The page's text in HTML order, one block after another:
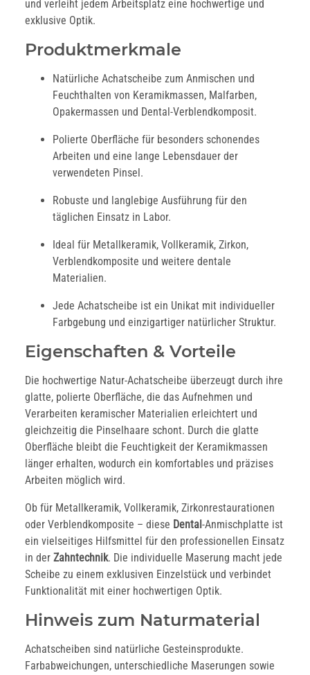
und verleiht jedem Arbeitsplatz eine hochwertige und
exklusive Optik.
Produktmerkmale
Natürliche Achatscheibe zum Anmischen und
Feuchthalten von Keramikmassen, Malfarben,
Opakermassen und Dental-Verblendkomposit.
Polierte Oberfläche für besonders schonendes
Arbeiten und eine lange Lebensdauer der
verwendeten Pinsel.
Robuste und langlebige Ausführung für den
täglichen Einsatz in Labor.
Ideal für Metallkeramik, Vollkeramik, Zirkon,
Verblendkomposite und weitere dentale
Materialien.
Jede Achatscheibe ist ein Unikat mit individueller
Farbgebung und einzigartiger natürlicher Struktur.
Eigenschaften & Vorteile
Die hochwertige Natur-Achatscheibe überzeugt durch ihre
glatte, polierte Oberfläche, die das Aufnehmen und
Verarbeiten keramischer Materialien erleichtert und
gleichzeitig die Pinselhaare schont. Durch die glatte
Oberfläche bleibt die Feuchtigkeit der Keramikmassen
länger erhalten, wodurch ein komfortables und präzises
Arbeiten möglich wird.
Ob für Metallkeramik, Vollkeramik, Zirkonrestaurationen
oder Verblendkomposite – diese Dental -Anmischplatte ist
ein vielseitiges Hilfsmittel für den professionellen Einsatz
in der Zahntechnik. Die individuelle Maserung macht jede
Scheibe zu einem exklusiven Einzelstück und verbindet
Funktionalität mit einer hochwertigen Optik.
Hinweis zum Naturmaterial
Achatscheiben sind natürliche Gesteinsprodukte.
Farbabweichungen, unterschiedliche Maserungen sowie